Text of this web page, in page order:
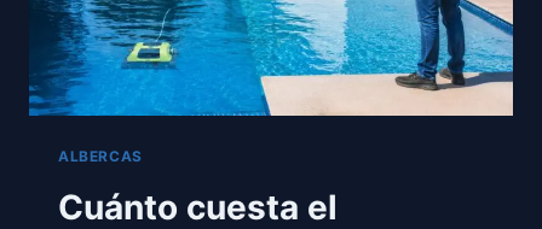
ALBERCAS
Cuánto cuesta el